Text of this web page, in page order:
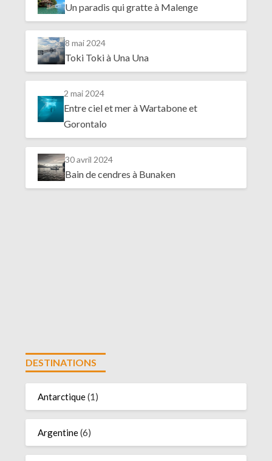
Un paradis qui gratte à Malenge
8 mai 2024
Toki Toki à Una Una
2 mai 2024
Entre ciel et mer à Wartabone et
Gorontalo
30 avril 2024
Bain de cendres à Bunaken
DESTINATIONS
Antarctique(1)
Argentine(6)